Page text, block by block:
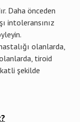
Daha önceden
intoleransınız
olanlarda,
tiroid
şekilde